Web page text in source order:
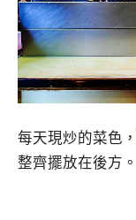
每天現炒的菜色，
整齊擺放在後方。